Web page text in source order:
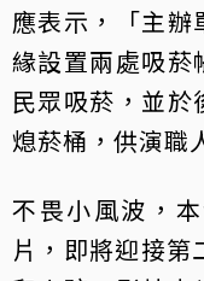
應表示，「主辦
緣設置兩處吸菸
民眾吸菸，並於
熄菸桶，供演職
不畏小風波，
片，即將迎接